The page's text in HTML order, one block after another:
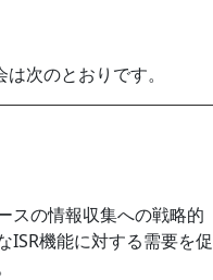
次のとおりです。
スの情報収集への戦略的
ISR機能に対する需要を促